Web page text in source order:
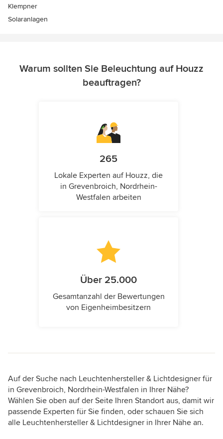
Klempner
Solaranlagen
Warum sollten Sie Beleuchtung auf Houzz
beauftragen?
265
Lokale Experten auf Houzz, die
in Grevenbroich, Nordrhein-
Westfalen arbeiten
Über 25.000
Gesamtanzahl der Bewertungen
von Eigenheimbesitzern
Auf der Suche nach Leuchtenhersteller & Lichtdesigner für
in Grevenbroich, Nordrhein-Westfalen in Ihrer Nähe?
Wählen Sie oben auf der Seite Ihren Standort aus, damit wir
passende Experten für Sie finden, oder schauen Sie sich
alle Leuchtenhersteller & Lichtdesigner in Ihrer Nähe an.